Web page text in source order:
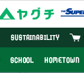
SUSTAINABILITY
SCHOOL HOMETOWN